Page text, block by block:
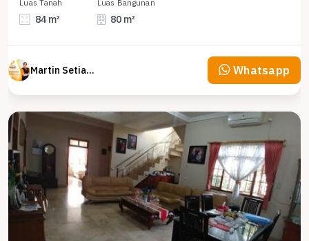
Luas Tanah
84 m²
Luas Bangunan
80 m²
Martin Setiawan Tjandra Whatsapp